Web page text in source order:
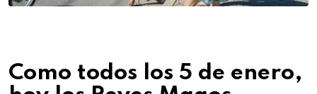
Como todos los 5 de enero,